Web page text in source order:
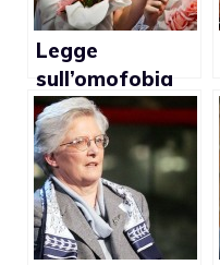
Legge
sull’omofobia
bocciata: i
commenti a
caldo